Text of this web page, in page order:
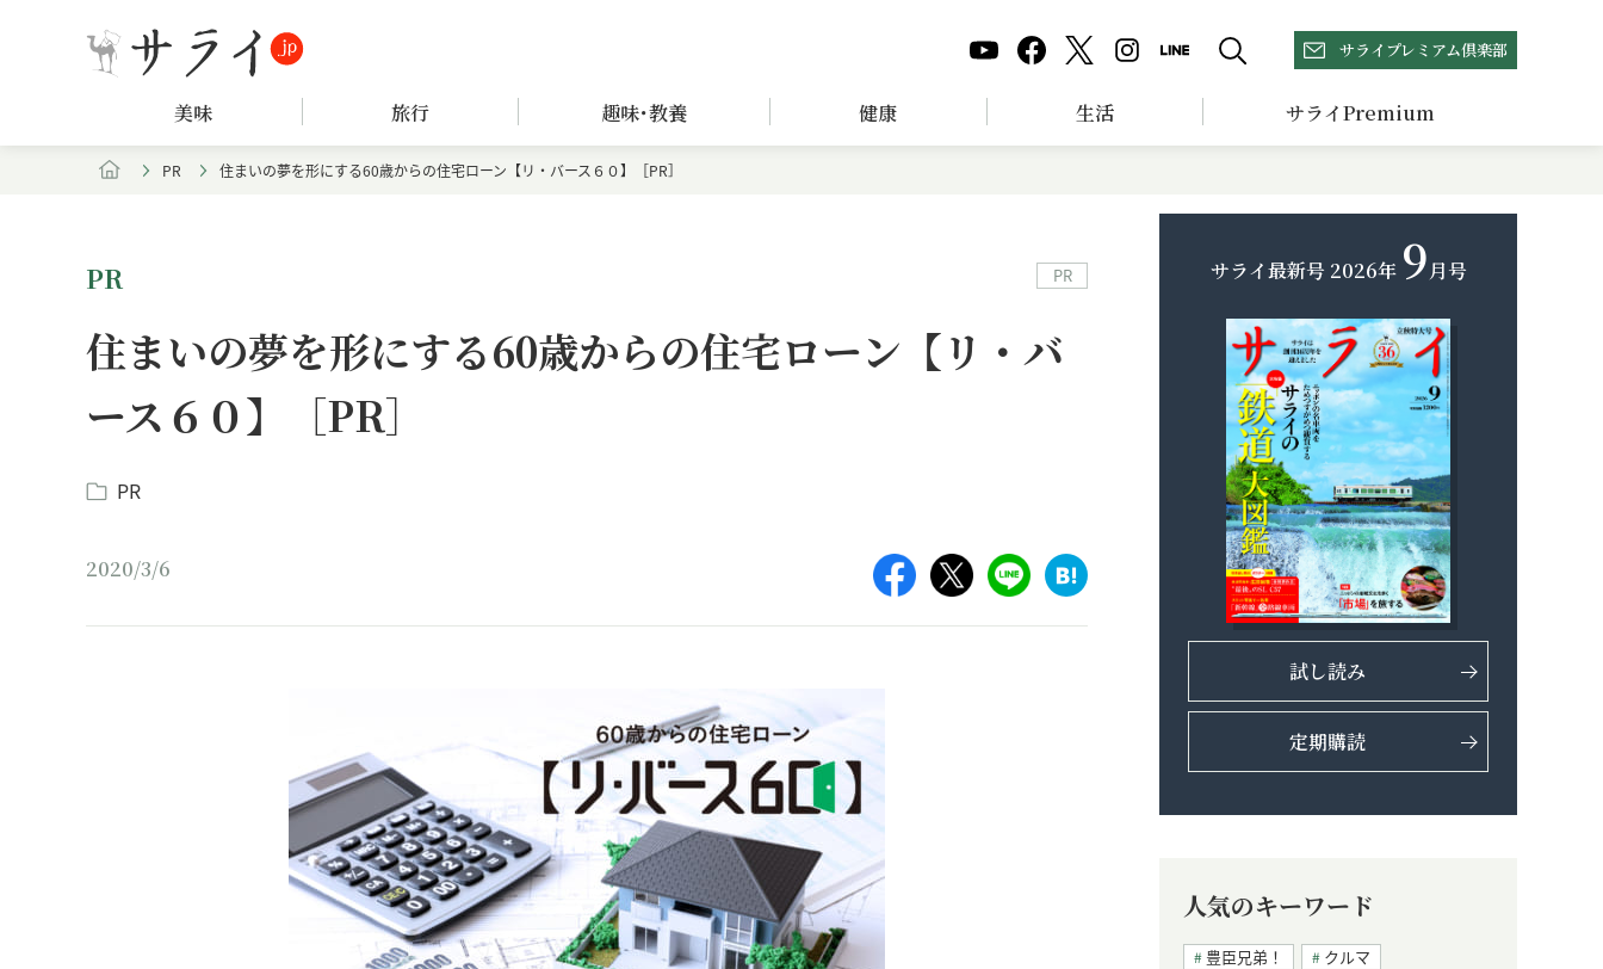
サライプレミアム倶楽部
美味 旅行 趣味･教養 健康 生活 サライPremium
PR 住まいの夢を形にする60歳からの住宅ローン【リ・バース６０】［PR］
PR
住まいの夢を形にする60歳からの住宅ローン【リ・バ
ース６０】［PR］
PR
2020/3/6
PR サライ最新号 2026年 9月号
試し読み
定期購読
人気のキーワード
豊臣兄弟！
クルマ